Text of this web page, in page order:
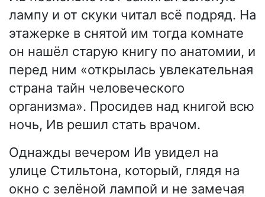
лампу и от скуки читал всё подряд. На
этажерке в снятой им тогда комнате
он нашёл старую книгу по анатомии, и
перед ним «открылась увлекательная
страна тайн человеческого
организма». Просидев над книгой всю
ночь, Ив решил стать врачом.
Однажды вечером Ив увидел на
улице Стильтона, который, глядя на
окно с зелёной лампой и не замечая